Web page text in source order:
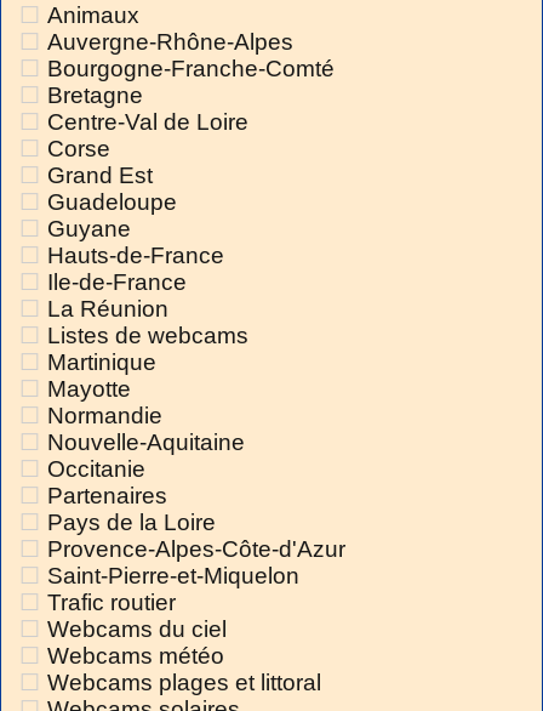
Animaux
Auvergne-Rhône-Alpes
Bourgogne-Franche-Comté
Bretagne
Centre-Val de Loire
Corse
Grand Est
Guadeloupe
Guyane
Hauts-de-France
Ile-de-France
La Réunion
Listes de webcams
Martinique
Mayotte
Normandie
Nouvelle-Aquitaine
Occitanie
Partenaires
Pays de la Loire
Provence-Alpes-Côte-d'Azur
Saint-Pierre-et-Miquelon
Trafic routier
Webcams du ciel
Webcams météo
Webcams plages et littoral